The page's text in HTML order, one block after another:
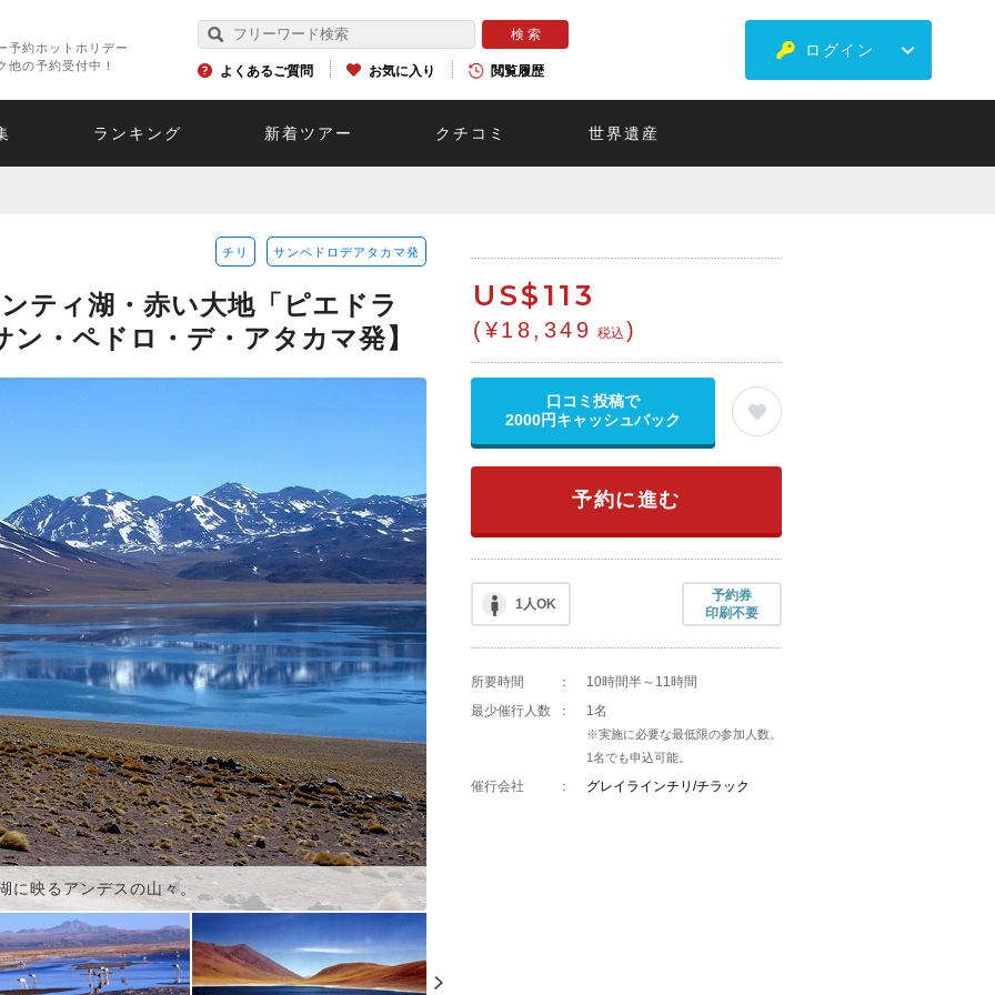
予約ホットホリデー
他の予約受付中！
よくあるご質問 お気に入り 閲覧履歴
ログイン
ランキング 新着ツアー クチコミ 世界遺産
チリ サンペドロデアタカマ発
ティ湖・赤い大地「ピエドラ
・ペドロ・デ・アタカマ発】
に映るアンデスの山々。
US$113
(¥18,349 税込 )
口コミ投稿で
2000円キャッシュバック
予約に進む
1人OK
予約券
印刷不要
所要時間 ：
10時間半～11時間
最少催行人数
： 1名
※実施に必要な最低限の参加人数。
1名でも申込可能。
催行会社 ： グレイラインチリ/チラック